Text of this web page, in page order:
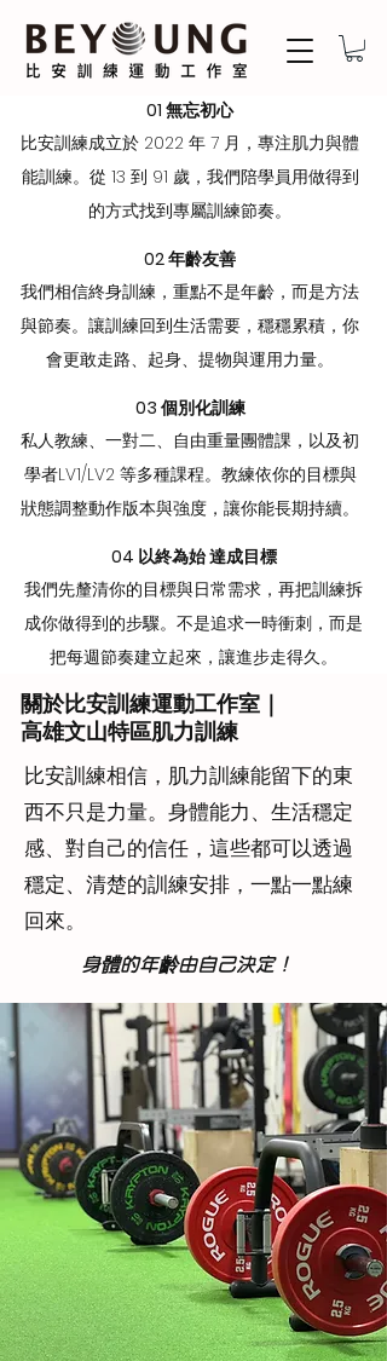
01 無忘初心
比安訓練成立於 2022 年 7 月，專注肌力與體
能訓練。從 13 到 91 歲，我們陪學員用做得到
的方式找到專屬訓練節奏。
02 年齡友善
我們相信終身訓練，重點不是年齡，而是方法
與節奏。讓訓練回到生活需要，穩穩累積，你
會更敢走路、起身、提物與運用力量。
03 個別化訓練
私人教練、一對二、自由重量團體課，以及初
學者LV1/LV2 等多種課程。教練依你的目標與
狀態調整動作版本與強度，讓你能長期持續。
04 以終為始 達成目標
我們先釐清你的目標與日常需求，再把訓練拆
成你做得到的步驟。不是追求一時衝刺，而是
把每週節奏建立起來，讓進步走得久。
關於比安訓練運動工作室｜
高雄文山特區肌力訓練
比安訓練相信，肌力訓練能留下的東
西不只是力量。身體能力、生活穩定
感、對自己的信任，這些都可以透過
穩定、清楚的訓練安排，一點一點練
回來。
​身體的年齡由自己決定！